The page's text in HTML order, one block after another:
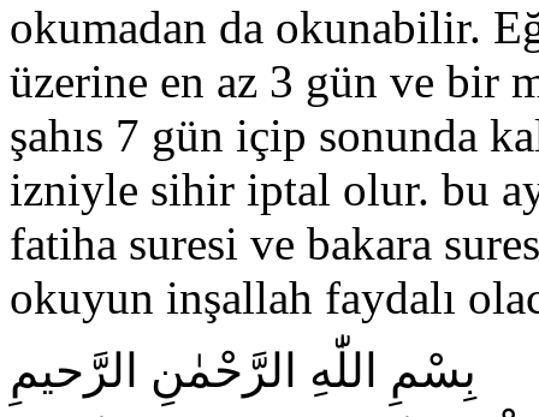
okumadan da okunabilir.
üzerine en az 3 gün ve bir
şahıs 7 gün içip sonunda
izniyle sihir iptal olur. bu
fatiha suresi ve bakara
okuyun inşallah faydalı
بِسْمِ اللّٰهِ الرَّحْمٰنِ الرَّحيمِ